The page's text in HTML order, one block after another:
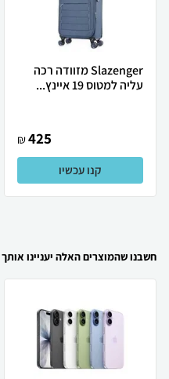
Slazenger מזוודה רכה
עליה למטוס 19 איינץ...
425
₪
קנו עכשיו
חשבנו שהמוצרים האלה יעניינו אותך